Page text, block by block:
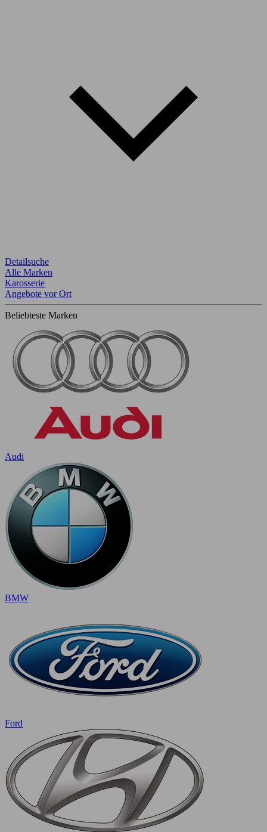
Detailsuche
Alle Marken
Karosserie
Angebote vor Ort
Beliebteste Marken
Audi
BMW
Ford